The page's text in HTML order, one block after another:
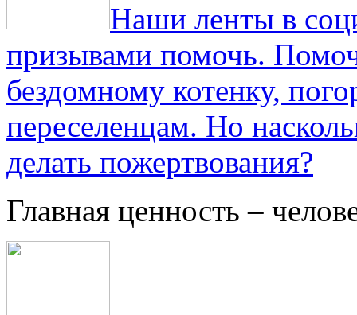
Наши ленты в
призывами помочь.
бездомному котенку,
переселенцам. Но
делать пожертвования?
Главная ценность –